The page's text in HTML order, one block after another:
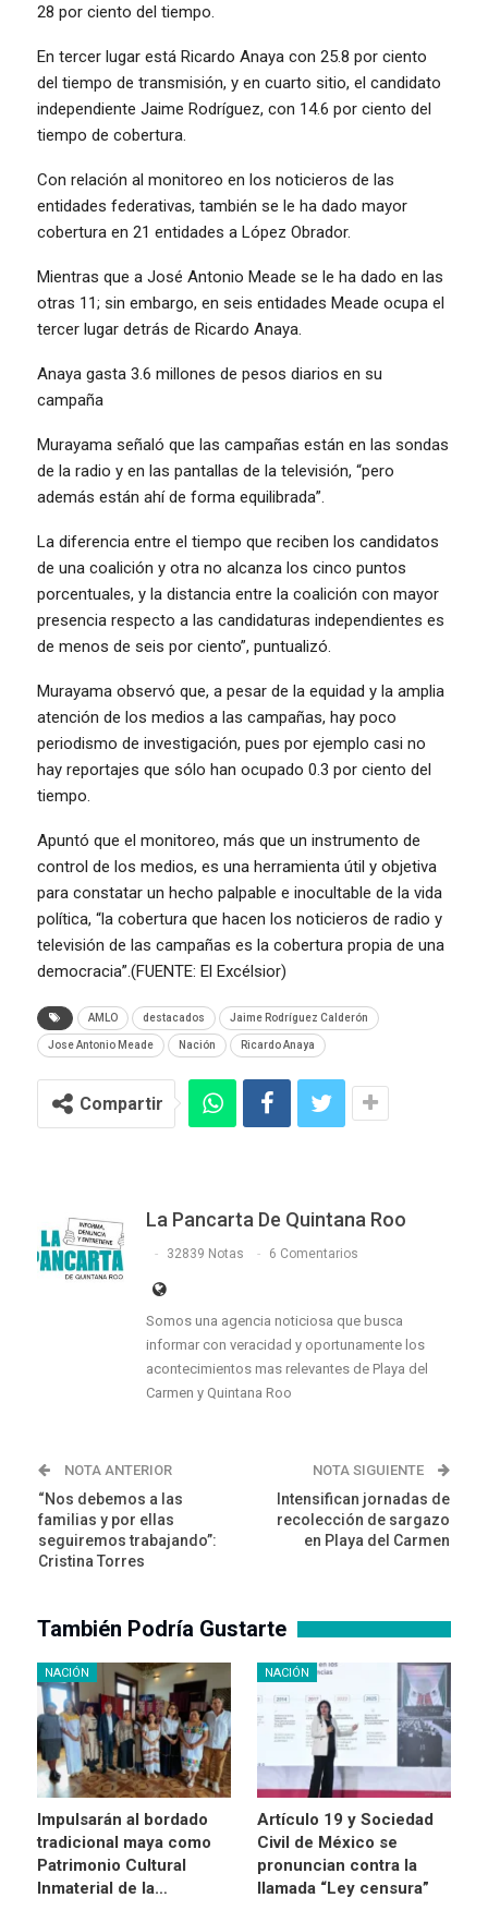
28 por ciento del tiempo.
En tercer lugar está Ricardo Anaya con 25.8 por ciento
del tiempo de transmisión, y en cuarto sitio, el candidato
independiente Jaime Rodríguez, con 14.6 por ciento del
tiempo de cobertura.
Con relación al monitoreo en los noticieros de las
entidades federativas, también se le ha dado mayor
cobertura en 21 entidades a López Obrador.
Mientras que a José Antonio Meade se le ha dado en las
otras 11; sin embargo, en seis entidades Meade ocupa el
tercer lugar detrás de Ricardo Anaya.
Anaya gasta 3.6 millones de pesos diarios en su
campaña
Murayama señaló que las campañas están en las sondas
de la radio y en las pantallas de la televisión, “pero
además están ahí de forma equilibrada”.
La diferencia entre el tiempo que reciben los candidatos
de una coalición y otra no alcanza los cinco puntos
porcentuales, y la distancia entre la coalición con mayor
presencia respecto a las candidaturas independientes es
de menos de seis por ciento”, puntualizó.
Murayama observó que, a pesar de la equidad y la amplia
atención de los medios a las campañas, hay poco
periodismo de investigación, pues por ejemplo casi no
hay reportajes que sólo han ocupado 0.3 por ciento del
tiempo.
Apuntó que el monitoreo, más que un instrumento de
control de los medios, es una herramienta útil y objetiva
para constatar un hecho palpable e inocultable de la vida
política, “la cobertura que hacen los noticieros de radio y
televisión de las campañas es la cobertura propia de una
democracia”.(FUENTE: El Excélsior)
AMLO destacados Jaime Rodríguez Calderón
Jose Antonio Meade Nación Ricardo Anaya
Compartir
La Pancarta De Quintana Roo
32839 Notas 6 Comentarios
Somos una agencia noticiosa que busca
informar con veracidad y oportunamente los
acontecimientos mas relevantes de Playa del
Carmen y Quintana Roo
NOTA ANTERIOR
“Nos debemos a las
familias y por ellas
seguiremos trabajando”:
Cristina Torres
NOTA SIGUIENTE
Intensifican jornadas de
recolección de sargazo
en Playa del Carmen
También Podría Gustarte
NACIÓN
Impulsarán al bordado
tradicional maya como
Patrimonio Cultural
Inmaterial de la…
NACIÓN
Artículo 19 y Sociedad
Civil de México se
pronuncian contra la
llamada “Ley censura”